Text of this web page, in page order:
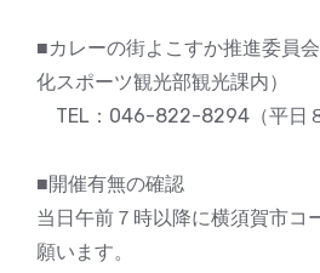
■カレーの街よこすか推進委員
化スポーツ観光部観光課内）
TEL：046-822-8294（平日８
■開催有無の確認
当日午前７時以降に横須賀市コ
願います。